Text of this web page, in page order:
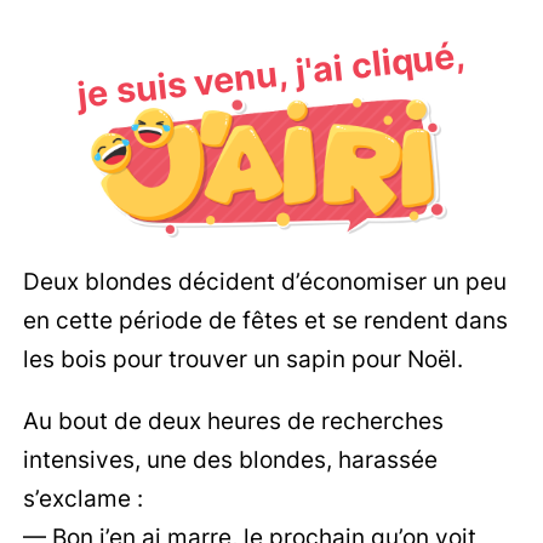
je suis venu, j'ai cliqué,
Deux blondes décident d’économiser un peu
en cette période de fêtes et se rendent dans
les bois pour trouver un sapin pour Noël.
Au bout de deux heures de recherches
intensives, une des blondes, harassée
s’exclame :